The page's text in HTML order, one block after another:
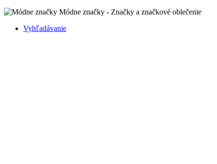
Módne značky - Značky a značkové oblečenie
Vyhľadávanie